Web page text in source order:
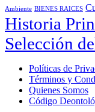
Ambiente BIENES RAICES
Historia
Selección
Políticas de
Términos y
Quienes Somos
Código